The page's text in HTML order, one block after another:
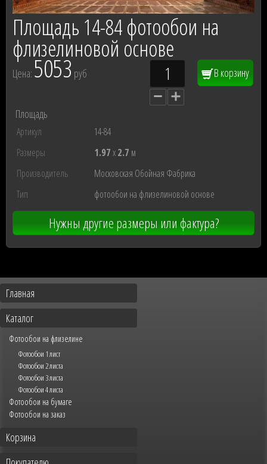
Площадь 14-84 фотообои на
флизелиновой основе
Цена: 5053 руб В корзину
Площадь
Артикул
14-84
Размеры
1.97x2.7 м
Производитель
Московская Обойная Фабрика
Тип
фотообои на флизелиновой основе
Нужны другие размеры или фактура?
Главная
Каталог
Фотообои на флизелине
Фотообои 1 лист
Фотообои 2 листа
Фотообои 3 листа
Фотообои 4 листа
Фотообои на бумаге
Фотообои на заказ
Корзина